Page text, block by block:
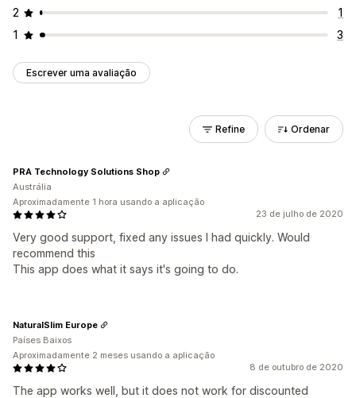
2
1
1
3
Escrever uma avaliação
Refine Ordenar
23 de julho de 2020
Very good support, fixed any issues I had quickly. Would
recommend this
This app does what it says it's going to do.
PRA Technology Solutions Shop
Austrália
Aproximadamente 1 hora usando a aplicação
8 de outubro de 2020
The app works well, but it does not work for discounted
NaturalSlim Europe
Países Baixos
Aproximadamente 2 meses usando a aplicação